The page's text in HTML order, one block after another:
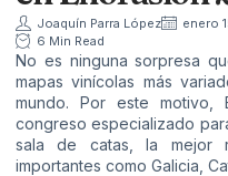
Joaquín Parra López enero
6 Min Read
No es ninguna sorpresa
mapas vinícolas más
mundo. Por este motivo,
congreso especializado
sala de catas, la mejor
importantes como Galicia,